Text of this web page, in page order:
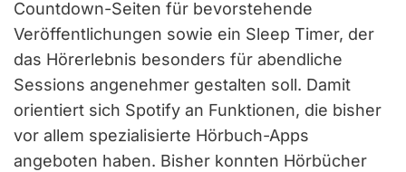
Countdown-Seiten für bevorstehende
Veröffentlichungen sowie ein Sleep Timer, der
das Hörerlebnis besonders für abendliche
Sessions angenehmer gestalten soll. Damit
orientiert sich Spotify an Funktionen, die bisher
vor allem spezialisierte Hörbuch-Apps
angeboten haben. Bisher konnten Hörbücher